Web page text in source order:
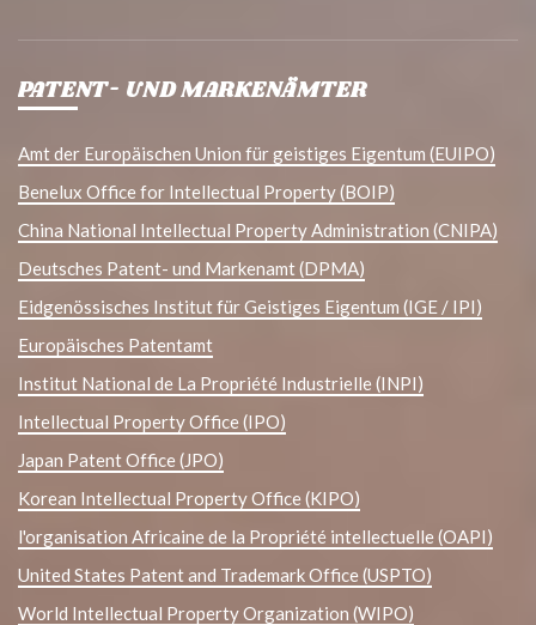
PATENT- UND MARKENÄMTER
Amt der Europäischen Union für geistiges Eigentum (EUIPO)
Benelux Office for Intellectual Property (BOIP)
China National Intellectual Property Administration (CNIPA)
Deutsches Patent- und Markenamt (DPMA)
Eidgenössisches Institut für Geistiges Eigentum (IGE / IPI)
Europäisches Patentamt
Institut National de La Propriété Industrielle (INPI)
Intellectual Property Office (IPO)
Japan Patent Office (JPO)
Korean Intellectual Property Office (KIPO)
l'organisation Africaine de la Propriété intellectuelle (OAPI)
United States Patent and Trademark Office (USPTO)
World Intellectual Property Organization (WIPO)